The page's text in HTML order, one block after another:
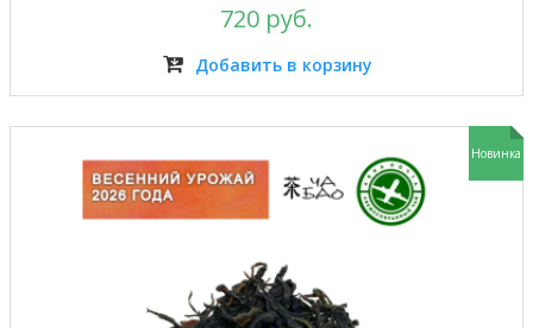
720 руб.
Добавить в корзину
Новинка